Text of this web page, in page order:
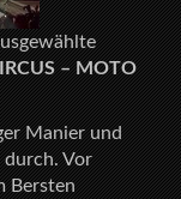
– MOTO
Manier und
durch. Vor
Bersten